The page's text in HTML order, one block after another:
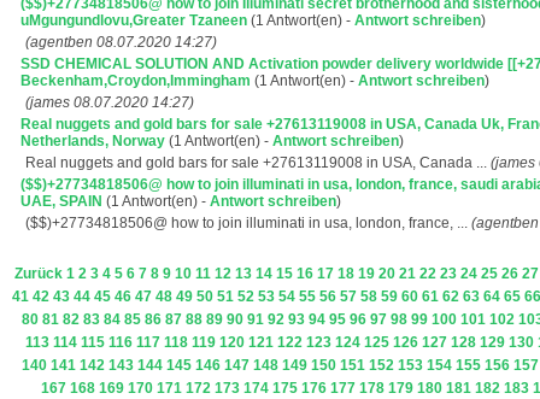
($$)+27734818506@ how to join Iliuminati secret brotherhood and
uMgungundlovu,Greater Tzaneen (1 Antwort(en) - Antwort schreiben)
(agentben 08.07.2020 14:27)
SSD CHEMICAL SOLUTION AND Activation powder delivery worldwide
Beckenham,Croydon,Immingham (1 Antwort(en) - Antwort schreiben)
(james 08.07.2020 14:27)
Real nuggets and gold bars for sale +27613119008 in USA, Canada Uk,
Netherlands, Norway (1 Antwort(en) - Antwort schreiben)
Real nuggets and gold bars for sale +27613119008 in USA, Canada ... (james
($$)+27734818506@ how to join illuminati in usa, london, france, saudi
UAE, SPAIN (1 Antwort(en) - Antwort schreiben)
($$)+27734818506@ how to join illuminati in usa, london, france, ...
Zurück 1 2 3 4 5 6 7 8 9 10 11 12 13 14 15 16 17 18 19 20 21 22 23 24 25 26 27
41 42 43 44 45 46 47 48 49 50 51 52 53 54 55 56 57 58 59 60 61 62 63 64 65 66
80 81 82 83 84 85 86 87 88 89 90 91 92 93 94 95 96 97 98 99 100 101 102
113 114 115 116 117 118 119 120 121 122 123 124 125 126 127 128 129 130
140 141 142 143 144 145 146 147 148 149 150 151 152 153 154 155 156 157
167 168 169 170 171 172 173 174 175 176 177 178 179 180 181 182 183